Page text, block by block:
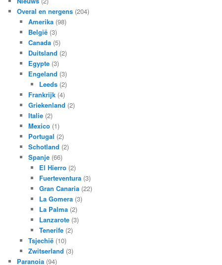
Overal en nergens (204)
Amerika(98)
België(3)
Canada(5)
Duitsland (2)
Egypte(3)
Engeland (3)
Leeds (2)
Frankrijk(4)
Griekenland (2)
Italie(2)
Mexico(1)
Portugal (2)
Schotland (2)
Spanje(66)
El Hierro (2)
Fuerteventura (3)
Gran Canaria (22)
La Gomera (3)
La Palma (2)
Lanzarote (3)
Tenerife (2)
Tsjechië(10)
Zwitserland (3)
Paranoia (94)